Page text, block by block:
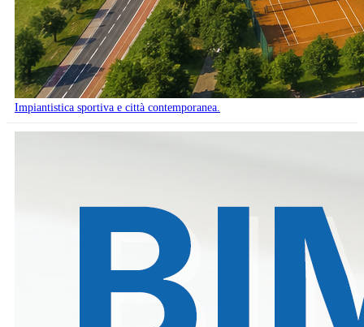
Impiantistica sportiva e città contemporanea.